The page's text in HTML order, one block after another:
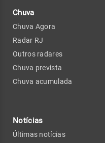
Chuva
Chuva Agora
Radar RJ
Outros radares
Chuva prevista
Chuva acumulada
Notícias
Últimas notícias